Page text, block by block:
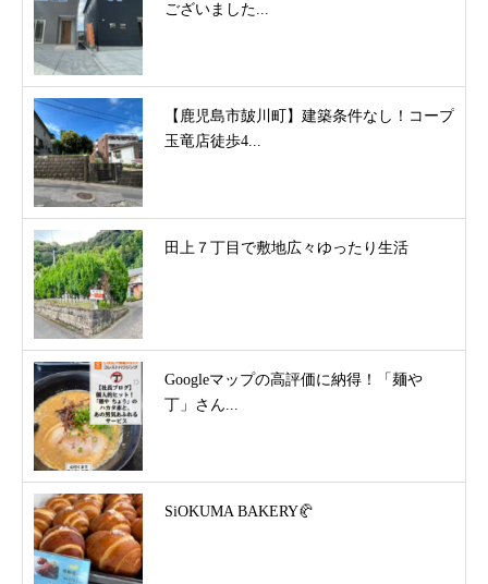
ございました...
【鹿児島市皷川町】建築条件なし！コープ
玉竜店徒歩4...
田上７丁目で敷地広々ゆったり生活
Googleマップの高評価に納得！「麺や
丁」さん...
SiOKUMA BAKERY🥐